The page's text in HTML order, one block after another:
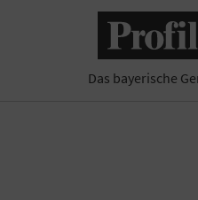
Das bayerische